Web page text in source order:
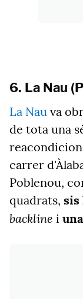
6. La Nau
La Nau va
de tota una
carrer
Poblenou,
quadrats, sis
backline i